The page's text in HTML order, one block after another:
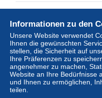
Neu
Informationen zu den
Unsere Website verwendet
Ihnen die gewünschten
stellen, die Sicherheit auf
Ihre Präferenzen zu
angenehmer zu machen,
Website an Ihre Bedürfnisse
und Ihnen zu ermöglichen,
teilen.